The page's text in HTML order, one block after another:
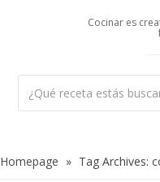
Cocinar es
Homepage » Tag Archives: